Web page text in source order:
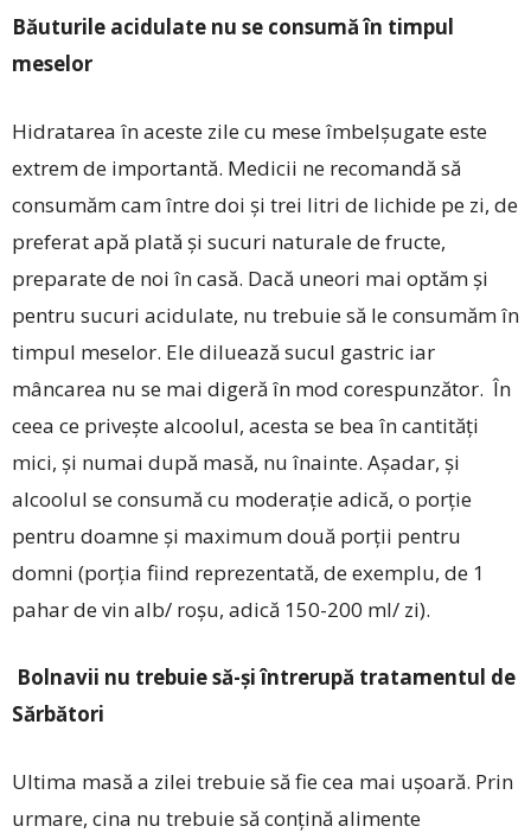
Băuturile acidulate nu se consumă în timpul
meselor
Hidratarea în aceste zile cu mese îmbelșugate este
extrem de importantă. Medicii ne recomandă să
consumăm cam între doi și trei litri de lichide pe zi, de
preferat apă plată și sucuri naturale de fructe,
preparate de noi în casă. Dacă uneori mai optăm și
pentru sucuri acidulate, nu trebuie să le consumăm în
timpul meselor. Ele diluează sucul gastric iar
mâncarea nu se mai digeră în mod corespunzător. În
ceea ce privește alcoolul, acesta se bea în cantități
mici, și numai după masă, nu înainte. Așadar, și
alcoolul se consumă cu moderație adică, o porție
pentru doamne și maximum două porții pentru
domni (porția fiind reprezentată, de exemplu, de 1
pahar de vin alb/ roșu, adică 150-200 ml/ zi).
Bolnavii nu trebuie să-și întrerupă tratamentul de
Sărbători
Ultima masă a zilei trebuie să fie cea mai ușoară. Prin
urmare, cina nu trebuie să conțină alimente